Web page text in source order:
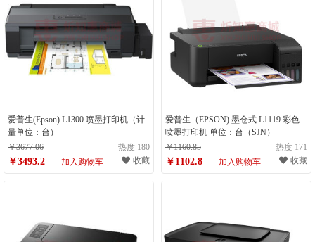
爱普生(Epson) L1300 喷墨打印机（计
量单位：台）
￥3677.06
热度 180
￥3493.2 加入购物车 收藏
爱普生（EPSON) 墨仓式 L1119 彩色
喷墨打印机 单位：台（SJN）
￥1160.85
热度 171
￥1102.8 加入购物车 收藏